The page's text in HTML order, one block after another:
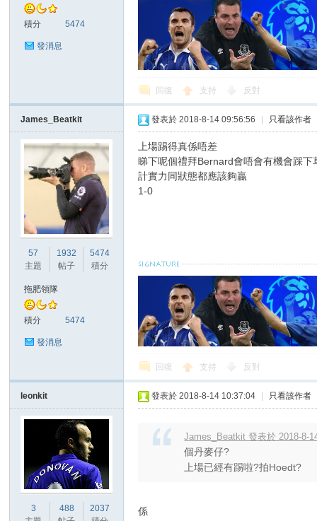
積分 5474
發消息
回復 支持 反對
James_Beatkit
57
主題
1932
帖子
5474
積分
拖肥領隊
積分 5474
發消息
發表於 2018-8-14 09:56:56 只看該作者
上場踢得真係唔差
睇下呢個禮拜Bernard會唔會有機會踩下
計實力同狀態都應該夠贏
1-0
回復 支持 反對
leonkit
3
488
2037
發表於 2018-8-14 10:37:04 只看該作者
James_Beatkit 發表於 2018-8-
個丹麥仔?
上場已經有踢啦?拍Hoedt?
係